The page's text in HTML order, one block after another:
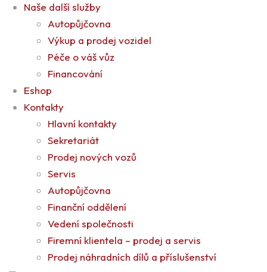
Naše další služby
Autopůjčovna
Výkup a prodej vozidel
Péče o váš vůz
Financování
Eshop
Kontakty
Hlavní kontakty
Sekretariát
Prodej nových vozů
Servis
Autopůjčovna
Finanční oddělení
Vedení společnosti
Firemní klientela – prodej a servis
Prodej náhradních dílů a příslušenství